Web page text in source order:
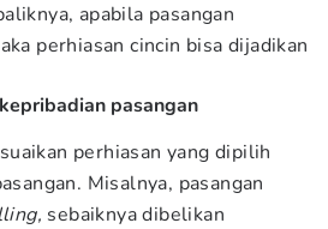
apabila pasangan
perhiasan cincin bisa dijadikan
pasangan
perhiasan yang dipilih
Misalnya, pasangan
sebaiknya dibelikan